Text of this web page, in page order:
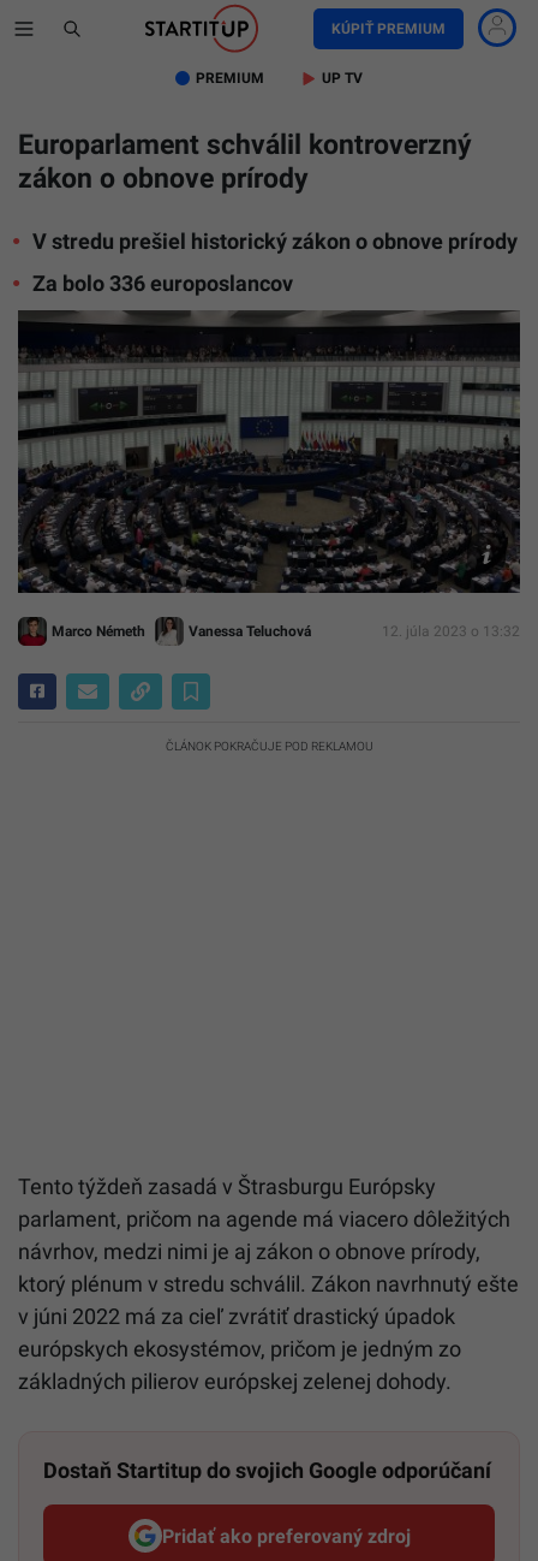
KÚPIŤ PREMIUM
PREMIUM UP TV
Europarlament schválil kontroverzný
zákon o obnove prírody
V stredu prešiel historický zákon o obnove prírody
Za bolo 336 europoslancov
Európsky
v
Startitup/
Marco
Németh
Marco Németh Vanessa Teluchová 12. júla 2023 o 13:32
ČLÁNOK POKRAČUJE POD REKLAMOU
Tento týždeň zasadá v Štrasburgu Európsky
parlament, pričom na agende má viacero dôležitých
návrhov, medzi nimi je aj zákon o obnove prírody,
ktorý plénum v stredu schválil. Zákon navrhnutý ešte
v júni 2022 má za cieľ zvrátiť drastický úpadok
európskych ekosystémov, pričom je jedným zo
základných pilierov európskej zelenej dohody.
Dostaň Startitup do svojich Google odporúčaní
Pridať ako preferovaný zdroj
Startitup, odkaz sa otvorí v